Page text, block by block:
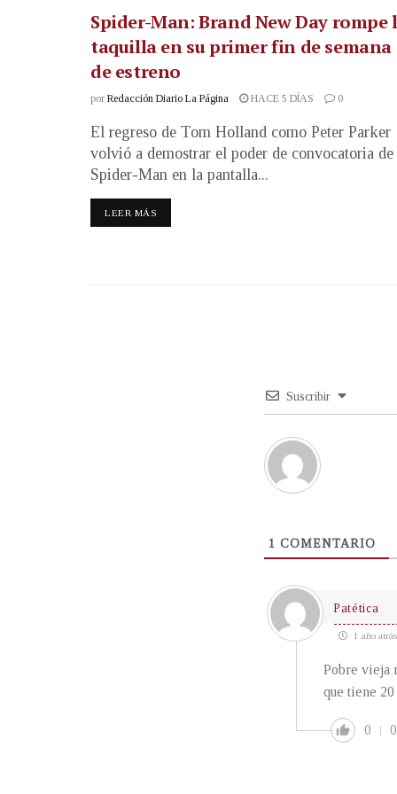
Spider-Man: Brand New Day rompe
taquilla en su primer fin de semana
de estreno
por Redacción Diario La Página HACE 5 DÍAS 0
El regreso de Tom Holland como Peter Parker
volvió a demostrar el poder de convocatoria de
Spider-Man en la pantalla...
LEER MÁS
Suscribir
1 COMENTARIO
Patética
1 año atrás
Pobre vieja
que tiene 20
0 0